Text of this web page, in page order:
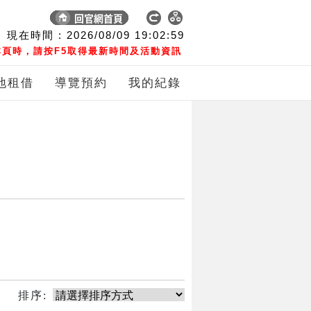
現在時間 : 2026/08/09 19:02:59
時，請按F5取得最新時間及活動資訊
租借 導覽預約 我的紀錄
排序: